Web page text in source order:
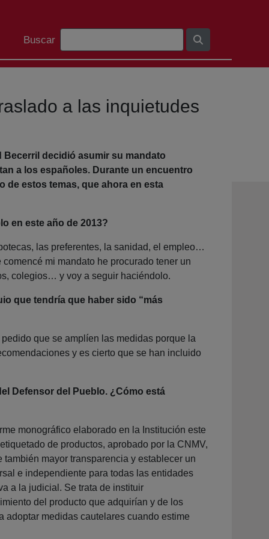
Barra de busca
Buscar
a las inquietudes
decidió asumir su mandato
a los españoles. Durante un encuentro
de estos temas, que ahora en esta
en este año de 2013?
las preferentes, la sanidad, el empleo…
mi mandato he procurado tener un
colegios… y voy a seguir haciéndolo.
que tendría que haber sido “más
que se amplíen las medidas porque la
y es cierto que se han incluido
Defensor del Pueblo. ¿Cómo está
monográfico elaborado en la Institución este
de productos, aprobado por la CNMV,
mayor transparencia y establecer un
e independiente para todas las entidades
a la judicial. Se trata de instituir
del producto que adquirían y de los
adoptar medidas cautelares cuando estime